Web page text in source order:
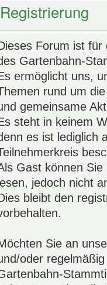
Registrierung
Forum ist für
Gartenbahn-
ermöglicht uns,
rund um
gemeinsame
steht in keinem
es ist lediglich
Gast können
jedoch nicht
bleibt den
Sie an
oder